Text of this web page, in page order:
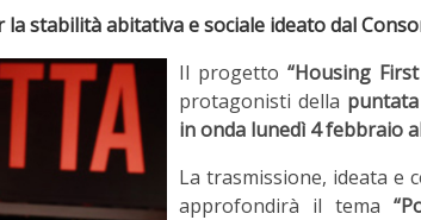
stabilità abitativa e sociale ideato dal
Il progetto “Housing
protagonisti della
in onda lunedì 4 febbraio
La trasmissione, ideata e
approfondirà il tema